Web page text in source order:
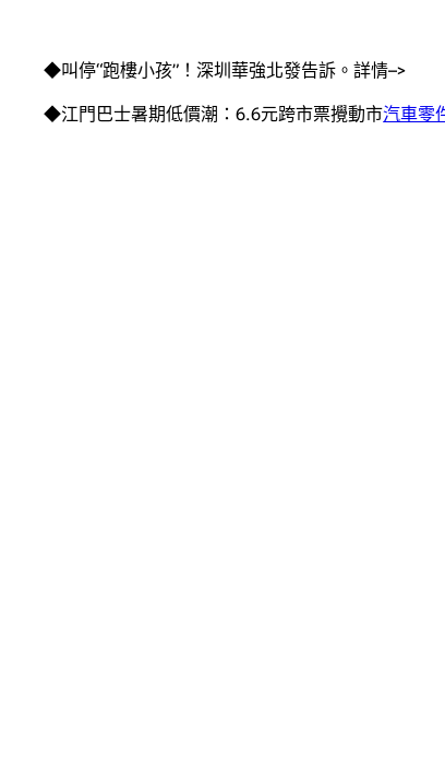
◆叫停“跑樓小孩”！深圳華強北發告訴。詳情–>
◆江門巴士暑期低價潮：6.6元跨市票攪動市汽車零